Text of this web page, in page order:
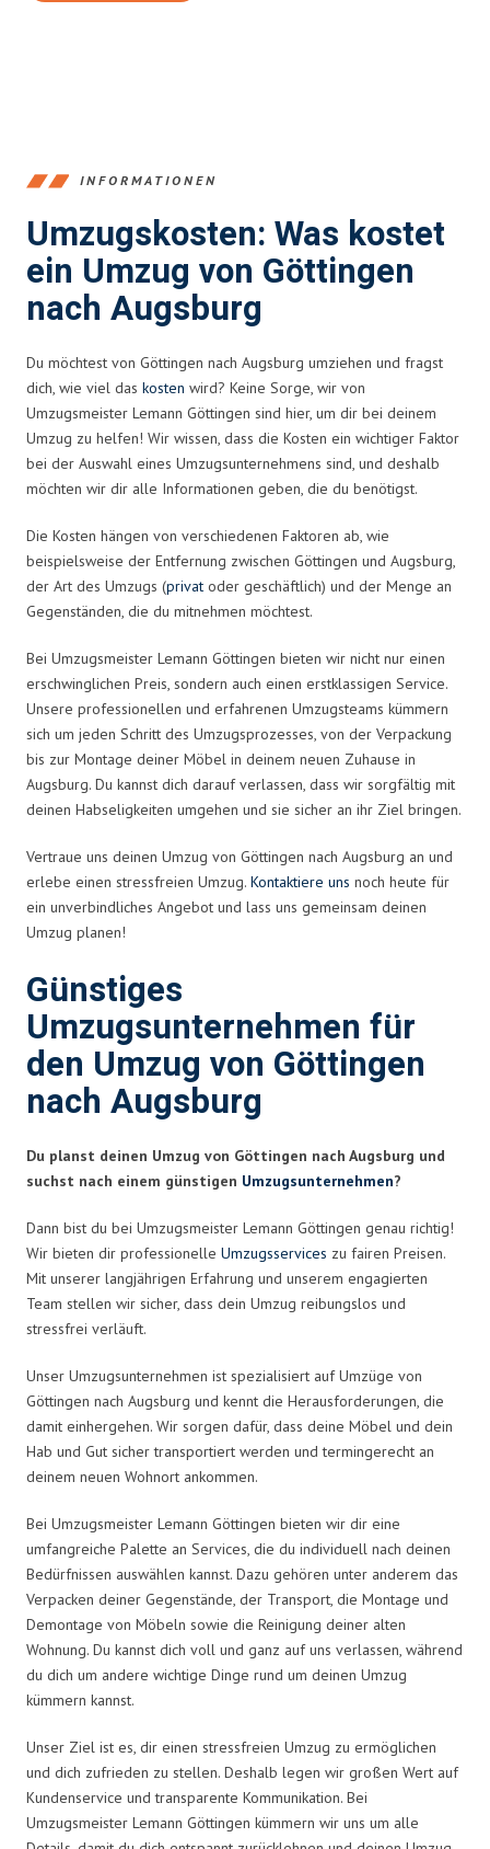
INFORMATIONEN
Umzugskosten: Was kostet
ein Umzug von Göttingen
nach Augsburg
Du möchtest von Göttingen nach Augsburg umziehen und fragst
dich, wie viel das kosten wird? Keine Sorge, wir von
Umzugsmeister Lemann Göttingen sind hier, um dir bei deinem
Umzug zu helfen! Wir wissen, dass die Kosten ein wichtiger Faktor
bei der Auswahl eines Umzugsunternehmens sind, und deshalb
möchten wir dir alle Informationen geben, die du benötigst.
Die Kosten hängen von verschiedenen Faktoren ab, wie
beispielsweise der Entfernung zwischen Göttingen und Augsburg,
der Art des Umzugs (privat oder geschäftlich) und der Menge an
Gegenständen, die du mitnehmen möchtest.
Bei Umzugsmeister Lemann Göttingen bieten wir nicht nur einen
erschwinglichen Preis, sondern auch einen erstklassigen Service.
Unsere professionellen und erfahrenen Umzugsteams kümmern
sich um jeden Schritt des Umzugsprozesses, von der Verpackung
bis zur Montage deiner Möbel in deinem neuen Zuhause in
Augsburg. Du kannst dich darauf verlassen, dass wir sorgfältig mit
deinen Habseligkeiten umgehen und sie sicher an ihr Ziel bringen.
Vertraue uns deinen Umzug von Göttingen nach Augsburg an und
erlebe einen stressfreien Umzug. Kontaktiere uns noch heute für
ein unverbindliches Angebot und lass uns gemeinsam deinen
Umzug planen!
Günstiges
Umzugsunternehmen für
den Umzug von Göttingen
nach Augsburg
Du planst deinen Umzug von Göttingen nach Augsburg und
suchst nach einem günstigen Umzugsunternehmen?
Dann bist du bei Umzugsmeister Lemann Göttingen genau richtig!
Wir bieten dir professionelle Umzugsservices zu fairen Preisen.
Mit unserer langjährigen Erfahrung und unserem engagierten
Team stellen wir sicher, dass dein Umzug reibungslos und
stressfrei verläuft.
Unser Umzugsunternehmen ist spezialisiert auf Umzüge von
Göttingen nach Augsburg und kennt die Herausforderungen, die
damit einhergehen. Wir sorgen dafür, dass deine Möbel und dein
Hab und Gut sicher transportiert werden und termingerecht an
deinem neuen Wohnort ankommen.
Bei Umzugsmeister Lemann Göttingen bieten wir dir eine
umfangreiche Palette an Services, die du individuell nach deinen
Bedürfnissen auswählen kannst. Dazu gehören unter anderem das
Verpacken deiner Gegenstände, der Transport, die Montage und
Demontage von Möbeln sowie die Reinigung deiner alten
Wohnung. Du kannst dich voll und ganz auf uns verlassen, während
du dich um andere wichtige Dinge rund um deinen Umzug
kümmern kannst.
Unser Ziel ist es, dir einen stressfreien Umzug zu ermöglichen
und dich zufrieden zu stellen. Deshalb legen wir großen Wert auf
Kundenservice und transparente Kommunikation. Bei
Umzugsmeister Lemann Göttingen kümmern wir uns um alle